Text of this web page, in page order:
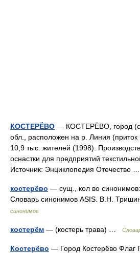
КОСТЕРЁВО — КОСТЕРЁВО, город (с
обл., расположен на р. Линия
10,9 тыс. жителей (1998).
оснастки для предприятий
Источник: Энциклопедия Отечество
костерёво — сущ., кол во синонимов:
Словарь синонимов ASIS. В.Н.
синонимов
костерём — (костерь трава) …
Костерёво — Город Костерёво